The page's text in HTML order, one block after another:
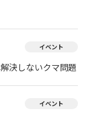
イベント
決しないクマ問題
イベント